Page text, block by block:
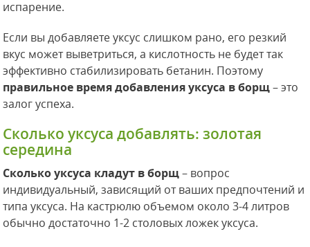
испарение.
Если вы добавляете уксус слишком рано, его резкий
вкус может выветриться, а кислотность не будет так
эффективно стабилизировать бетанин. Поэтому
правильное время добавления уксуса в борщ– это
залог успеха.
Сколько уксуса добавлять: золотая
середина
Сколько уксуса кладут в борщ– вопрос
индивидуальный, зависящий от ваших предпочтений и
типа уксуса. На кастрюлю объемом около 3-4 литров
обычно достаточно 1-2 столовых ложек уксуса.